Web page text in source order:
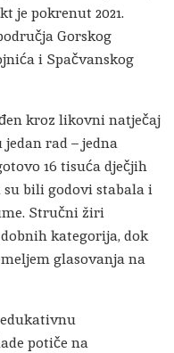
je pokrenut 2021.
Gorskog
i Spačvanskog
kroz likovni natječaj
rad – jedna
16 tisuća dječjih
su bili godovi stabala i
Stručni žiri
kategorija, dok
glasovanja na
potiče na